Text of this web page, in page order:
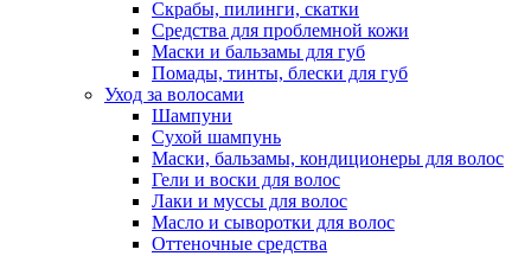
Скрабы, пилинги, скатки
Средства для проблемной кожи
Маски и бальзамы для губ
Помады, тинты, блески для губ
Уход за волосами
Шампуни
Сухой шампунь
Маски, бальзамы, кондиционеры для волос
Гели и воски для волос
Лаки и муссы для волос
Масло и сыворотки для волос
Оттеночные средства